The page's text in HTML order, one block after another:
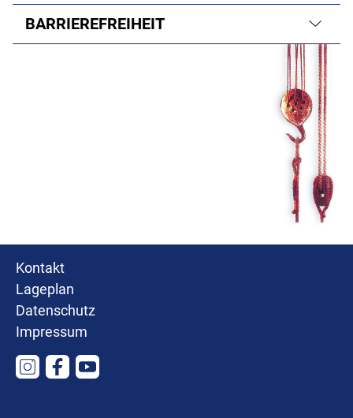
BARRIEREFREIHEIT
Kontakt
Lageplan
Datenschutz
Impressum